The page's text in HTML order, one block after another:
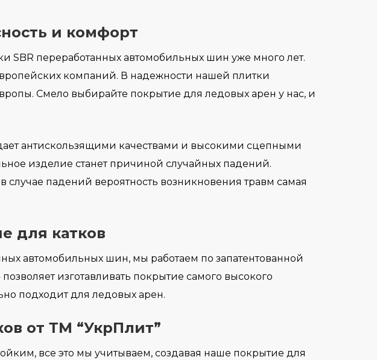
и комфорт
SBR переработанных автомобильных шин уже много лет.
компаний. В надежности нашей плитки
Смело выбирайте покрытие для ледовых арен у нас, и
антискользящими качествами и высокими сцепными
изделие станет причиной случайных падений.
случае падений вероятность возникновения травм самая
для катков
автомобильных шин, мы работаем по запатентованной
изготавливать покрытие самого высокого
подходит для ледовых арен.
от ТМ “УкрПлит”
все это мы учитываем, создавая наше покрытие для